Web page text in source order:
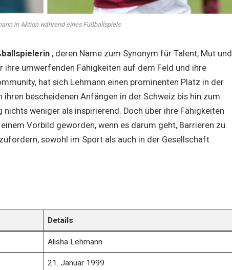
in Aktion während eines Fußballspiels.
, deren Name zum Synonym für Talent, Mut und
umwerfenden Fähigkeiten auf dem Feld und ihre
hat sich Lehmann einen prominenten Platz in der
bescheidenen Anfängen in der Schweiz bis hin zum
weniger als inspirierend. Doch über ihre Fähigkeiten
Vorbild geworden, wenn es darum geht, Barrieren zu
sowohl im Sport als auch in der Gesellschaft.
Details
Alisha Lehmann
21. Januar 1999